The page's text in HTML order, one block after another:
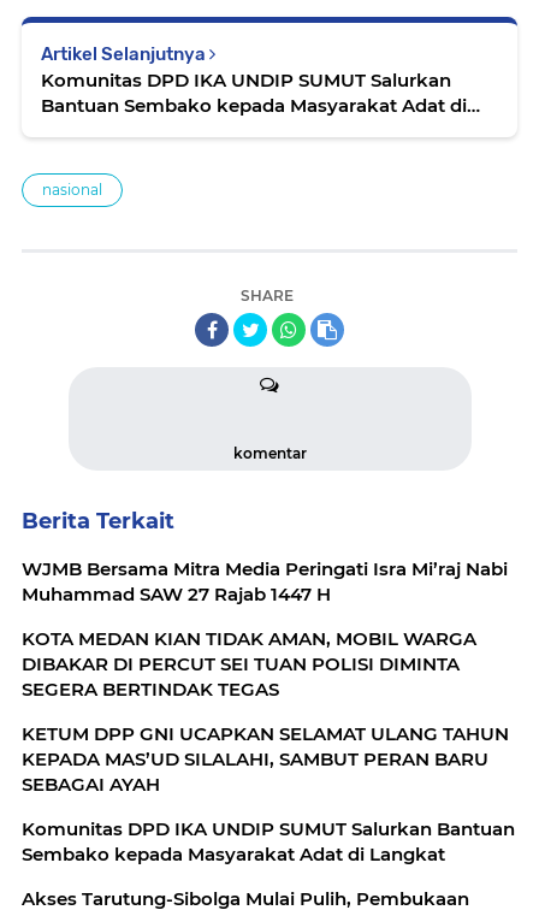
Artikel Selanjutnya
Komunitas DPD IKA UNDIP SUMUT Salurkan
Bantuan Sembako kepada Masyarakat Adat di
nasional
SHARE
komentar
Berita Terkait
WJMB Bersama Mitra Media Peringati Isra Mi’raj Nabi
Muhammad SAW 27 Rajab 1447 H
KOTA MEDAN KIAN TIDAK AMAN, MOBIL WARGA
DIBAKAR DI PERCUT SEI TUAN POLISI DIMINTA
SEGERA BERTINDAK TEGAS
KETUM DPP GNI UCAPKAN SELAMAT ULANG TAHUN
KEPADA MAS’UD SILALAHI, SAMBUT PERAN BARU
SEBAGAI AYAH
Komunitas DPD IKA UNDIP SUMUT Salurkan Bantuan
Sembako kepada Masyarakat Adat di Langkat
Akses Tarutung-Sibolga Mulai Pulih, Pembukaan